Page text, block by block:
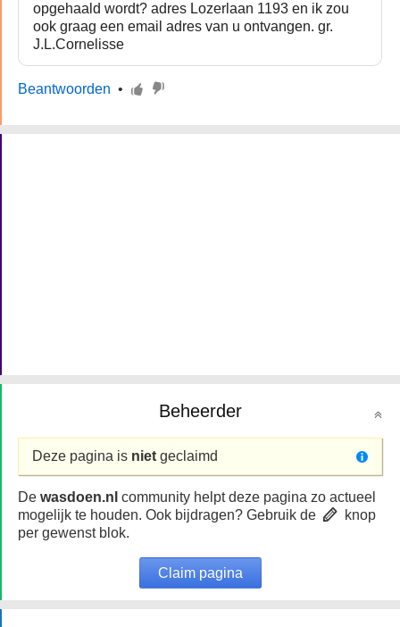
opgehaald wordt? adres Lozerlaan 1193 en ik zou
ook graag een email adres van u ontvangen. gr.
J.L.Cornelisse
Beantwoorden •
Beheerder
Deze pagina is niet geclaimd
De wasdoen.nl community helpt deze pagina zo actueel
mogelijk te houden. Ook bijdragen? Gebruik de
knop
per gewenst blok.
Claim pagina